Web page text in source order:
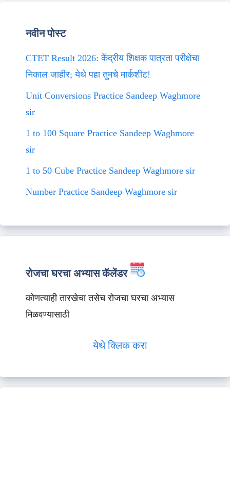
नवीन पोस्ट
CTET Result 2026: केंद्रीय शिक्षक पात्रता परीक्षेचा
निकाल जाहीर; येथे पहा तुमचे मार्कशीट!
Unit Conversions Practice Sandeep Waghmore
sir
1 to 100 Square Practice Sandeep Waghmore
sir
1 to 50 Cube Practice Sandeep Waghmore sir
Number Practice Sandeep Waghmore sir
रोजचा घरचा अभ्यास कॅलेंडर
कोणत्याही तारखेचा तसेच रोजचा घरचा अभ्यास
मिळवण्यासाठी
येथे क्लिक करा